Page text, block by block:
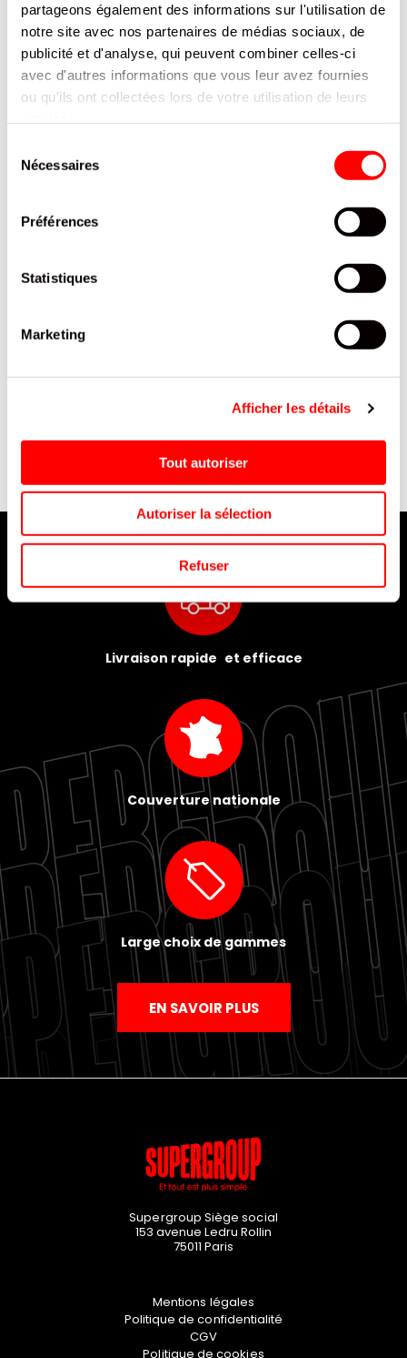
partageons également des informations sur l'utilisation de
notre site avec nos partenaires de médias sociaux, de
publicité et d'analyse, qui peuvent combiner celles-ci
avec d'autres informations que vous leur avez fournies
ou qu'ils ont collectées lors de votre utilisation de leurs
Nécessaires
Préférences
Statistiques
Marketing
Afficher les détails
Tout autoriser
Autoriser la sélection
Refuser
CARACTÉRISTIQUES
DOCUMENTATION
PRODUITS QUI POURRAIENT VOUS
BISCUIT SÉSAME GERBLÉ
SNACK DORITOS TACOS
Livraison rapide et efficace
Couverture nationale
Large choix de gammes
EN SAVOIR PLUS
Supergroup Siège social
153 avenue Ledru Rollin
75011 Paris
Mentions légales
Politique de confidentialité
CGV
Politique de cookies